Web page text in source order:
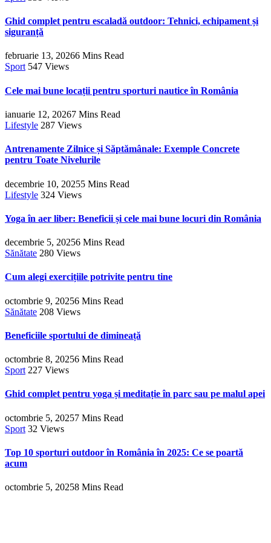
Ghid complet pentru escaladă outdoor: Tehnici, echipament și
siguranță
februarie 13, 20266 Mins Read
Sport 547 Views
Cele mai bune locații pentru sporturi nautice în România
ianuarie 12, 20267 Mins Read
Lifestyle 287 Views
Antrenamente Zilnice și Săptămânale: Exemple Concrete
pentru Toate Nivelurile
decembrie 10, 20255 Mins Read
Lifestyle 324 Views
Yoga în aer liber: Beneficii și cele mai bune locuri din România
decembrie 5, 20256 Mins Read
Sănătate 280 Views
Cum alegi exercițiile potrivite pentru tine
octombrie 9, 20256 Mins Read
Sănătate 208 Views
Beneficiile sportului de dimineață
octombrie 8, 20256 Mins Read
Sport 227 Views
Ghid complet pentru yoga și meditație în parc sau pe malul apei
octombrie 5, 20257 Mins Read
Sport 32 Views
Top 10 sporturi outdoor în România în 2025: Ce se poartă
acum
octombrie 5, 20258 Mins Read